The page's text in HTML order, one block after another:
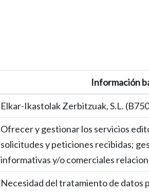
Información
Elkar-Ikastolak Zerbitzuak, S.L.
Ofrecer y gestionar los servicios
solicitudes y peticiones recibidas;
informativas y/o comerciales
Necesidad del tratamiento de datos